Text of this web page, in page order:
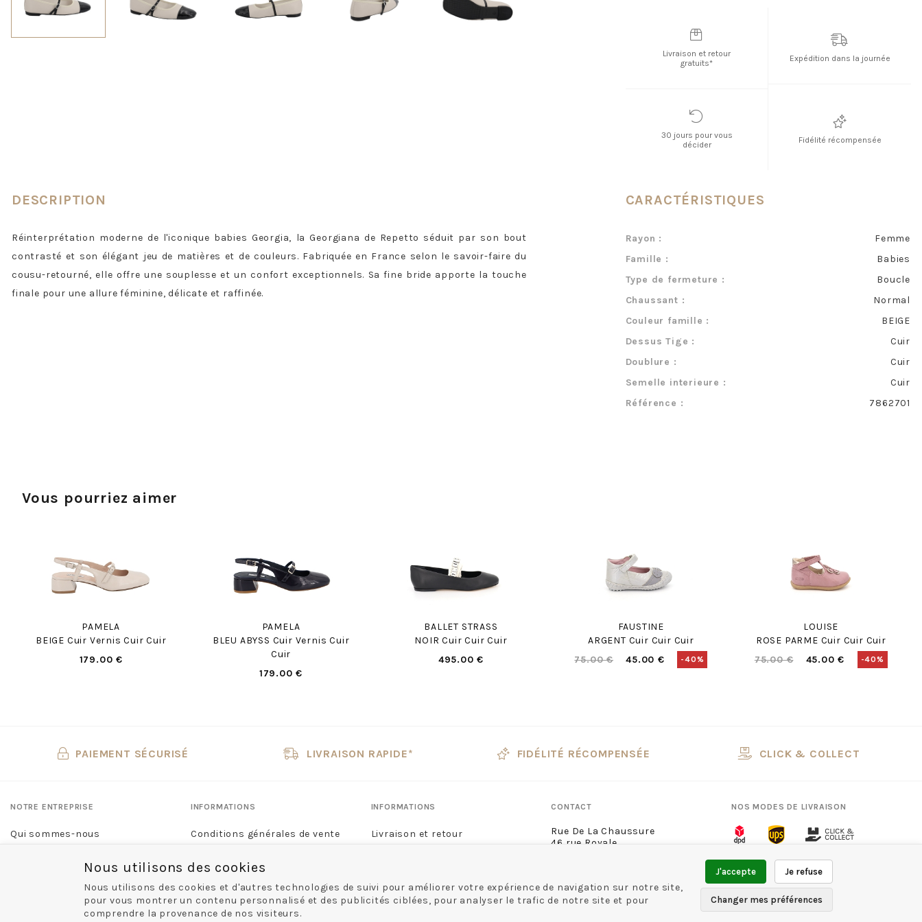
Livraison et retour
gratuits*
Expédition dans la journée
30 jours pour vous
décider
Fidélité récompensée
DESCRIPTION
Réinterprétation moderne de l'iconique babies Georgia, la Georgiana de Repetto séduit par son bout
contrasté et son élégant jeu de matières et de couleurs. Fabriquée en France selon le savoir-faire du
cousu-retourné, elle offre une souplesse et un confort exceptionnels. Sa fine bride apporte la touche
finale pour une allure féminine, délicate et raffinée.
CARACTÉRISTIQUES
Rayon :
Femme
Famille :
Babies
Type de fermeture :
Boucle
Chaussant :
Normal
Couleur famille :
BEIGE
Dessus Tige :
Cuir
Doublure :
Cuir
Semelle interieure :
Cuir
Référence :
7862701
Vous pourriez aimer
PAMELA
BEIGE Cuir Vernis Cuir Cuir
179.00 €
PAMELA
BLEU ABYSS Cuir Vernis Cuir
Cuir
179.00 €
BALLET STRASS
NOIR Cuir Cuir Cuir
495.00 €
FAUSTINE
ARGENT Cuir Cuir Cuir
75.00 €
45.00 € -40%
LOUISE
ROSE PARME Cuir Cuir Cuir
75.00 €
45.00 € -40%
PAIEMENT SÉCURISÉ LIVRAISON RAPIDE* FIDÉLITÉ RÉCOMPENSÉE CLICK & COLLECT
NOTRE ENTREPRISE
Qui sommes-nous
INFORMATIONS
Conditions générales de vente
Politique de confidentialité
INFORMATIONS
Livraison et retour
CONTACT
Rue De La Chaussure
46 rue Royale
NOS MODES DE LIVRAISON
NOS MODES DE PAIEMENT
Nous utilisons des cookies
Nous utilisons des cookies et d'autres technologies de suivi pour améliorer votre expérience de navigation sur notre site,
pour vous montrer un contenu personnalisé et des publicités ciblées, pour analyser le trafic de notre site et pour
comprendre la provenance de nos visiteurs.
J'accepte Je refuse
Changer mes préférences